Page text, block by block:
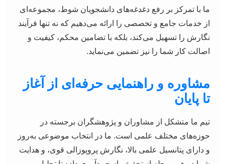
ما با تمرکز بر رفع دغدغه‌های دانشجویان شوط، مجموعه‌ای
از خدمات جامع و تخصصی را ارائه می‌دهیم که نه تنها فرآیند
نگارش را تسهیل می‌کند، بلکه با تضامین محکم، کیفیت و
اصالت کار شما را نیز تضمین می‌نماید.
مشاوره و راهنمایی حرفه‌ای از آغاز
تا پایان
تیم ما متشکل از مشاوران و پژوهشگران برجسته در
حوزه‌های مختلف علمی است. ما در انتخاب موضوعی به‌روز
و دارای پتانسیل علمی بالا، نگارش پروپوزالی قوی، و هدایت